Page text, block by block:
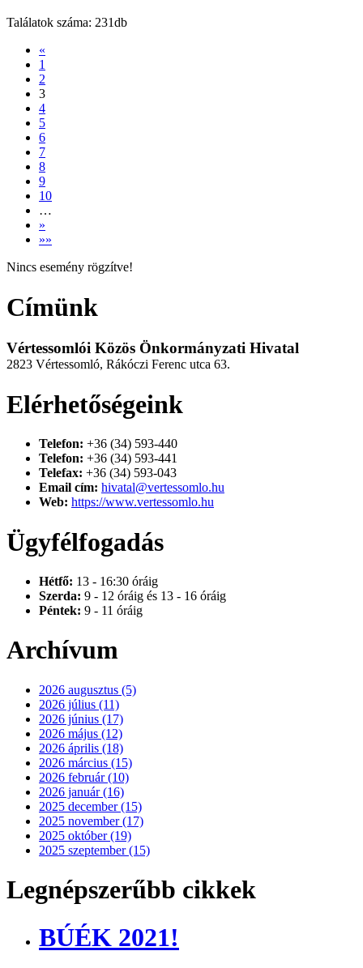
Találatok száma: 231db
«
1
2
3
4
5
6
7
8
9
10
…
»
»»
Nincs esemény rögzítve!
Címünk
Vértessomlói Közös Önkormányzati Hivatal
2823 Vértessomló, Rákóczi Ferenc utca 63.
Elérhetőségeink
Telefon: +36 (34) 593-440
Telefon: +36 (34) 593-441
Telefax: +36 (34) 593-043
Email cím: hivatal@vertessomlo.hu
Web: https://www.vertessomlo.hu
Ügyfélfogadás
Hétfő: 13 - 16:30 óráig
Szerda: 9 - 12 óráig és 13 - 16 óráig
Péntek: 9 - 11 óráig
Archívum
2026 augusztus (5)
2026 július (11)
2026 június (17)
2026 május (12)
2026 április (18)
2026 március (15)
2026 február (10)
2026 január (16)
2025 december (15)
2025 november (17)
2025 október (19)
2025 szeptember (15)
Legnépszerűbb cikkek
BÚÉK 2021!